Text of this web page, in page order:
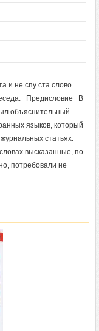
и не спу ста слово
Предисловие В
объяснительный
языков, который
статьях.
высказанные, по
потребовали не